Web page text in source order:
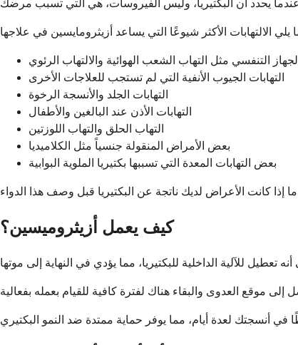
الجهاز التنفسي مثل التهاب الشعب الهوائية والالتهاب الرئوي
التهابات الجيوب الأنفية التي لم تستجب للعلاجات الأخرى
التهابات الجلد والأنسجة الرخوة
التهابات الأذن عند البالغين والأطفال
التهاب الحلق والتهاب اللوزتين
بعض الأمراض المنقولة جنسياً مثل الكلاميديا
بعض التهابات المعدة التي تسببها بكتيريا الملوية البوابية
كيف يعمل أزيثروميسين؟